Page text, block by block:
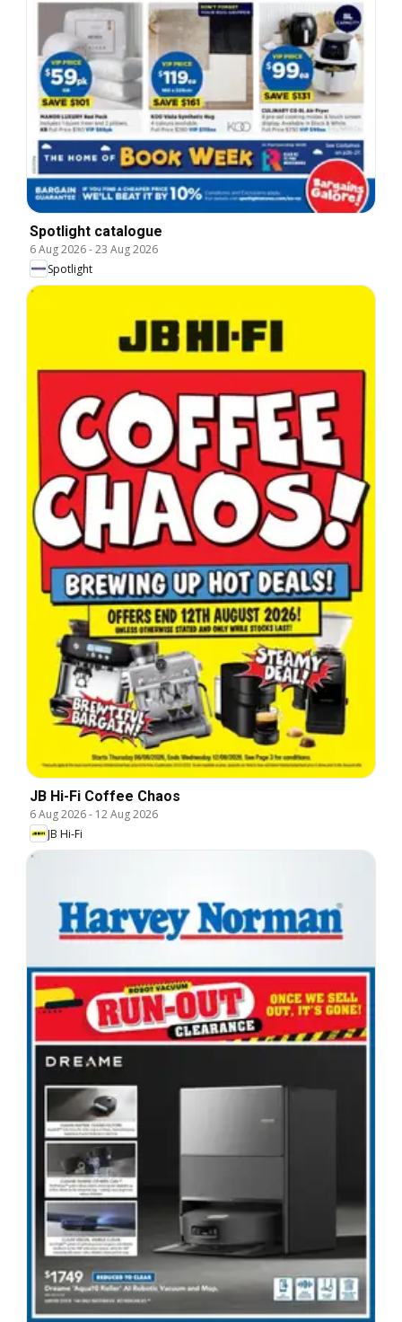
Spotlight catalogue
6 Aug 2026-23 Aug 2026
Spotlight
JB Hi-Fi Coffee Chaos
6 Aug 2026- 12 Aug 2026
JB Hi-Fi